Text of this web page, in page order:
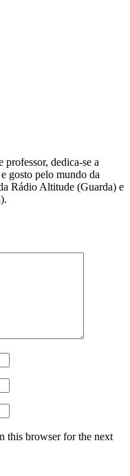
professor, dedica-se a
gosto pelo mundo da
Rádio Altitude (Guarda) e
this browser for the next